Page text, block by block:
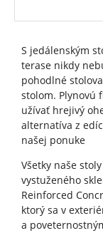
S jedálenským
terase nikdy
pohodlné
stolom. Plynovú
užívať hrejivý
alternatíva z
našej ponuke
Všetky naše
vystuženého
Reinforced
ktorý sa v
a